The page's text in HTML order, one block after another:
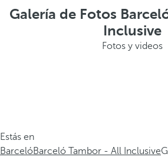
Galería de Fotos
Inclusive
Fotos y videos
Estás en
BarcelóBarceló Tambor - All Inclusive